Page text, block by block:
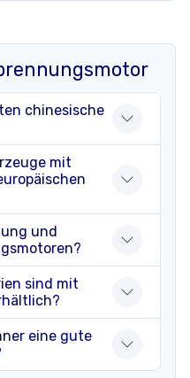
chinesische
mit
und
sind mit
eine gute